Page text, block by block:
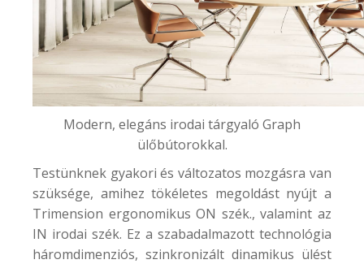
Modern, elegáns irodai tárgyaló Graph
ülőbútorokkal.
Testünknek gyakori és változatos mozgásra van
szüksége, amihez tökéletes megoldást nyújt a
Trimension ergonomikus ON szék., valamint az
IN irodai szék. Ez a szabadalmazott technológia
háromdimenziós, szinkronizált dinamikus ülést